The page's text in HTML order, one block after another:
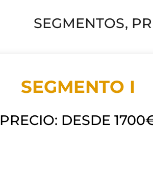
SEGMENTOS,
SEGMENTO I
PRECIO: DESDE